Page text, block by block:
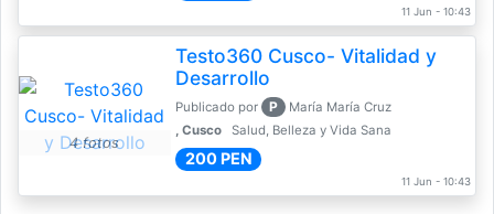
11 Jun - 10:43
4 fotos
Testo360 Cusco- Vitalidad y
Desarrollo
Publicado por P
María María Cruz
, Cusco
Salud, Belleza y Vida Sana
200 PEN
11 Jun - 10:43